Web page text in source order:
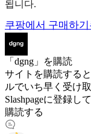
됩니다.
쿠팡에서 구매하기
「dgng」を購読
サイトを購読する
ルでいち早く受け取
Slashpageに登録し
購読する